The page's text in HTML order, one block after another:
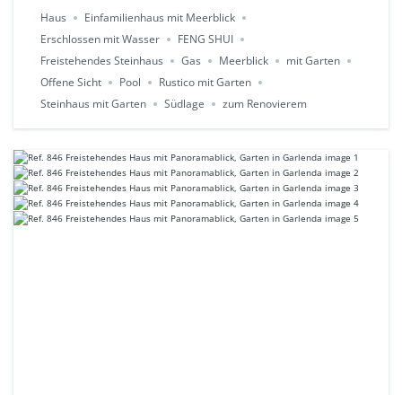
Haus
Einfamilienhaus mit Meerblick
Erschlossen mit Wasser
FENG SHUI
Freistehendes Steinhaus
Gas Meerblick
mit Garten
Offene Sicht
Pool
Rustico mit Garten
Steinhaus mit Garten
Südlage zum Renovierem